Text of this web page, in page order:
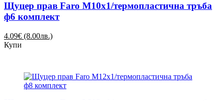
Щуцер прав Faro М10х1/термопластична тръба
ф6 комплект
4.09€ (8.00лв.)
Купи